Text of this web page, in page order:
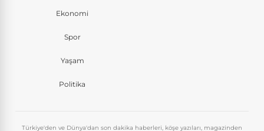
Ekonomi
Spor
Yaşam
Politika
Türkiye'den ve Dünya'dan son dakika haberleri, köşe yazıları, magazinden